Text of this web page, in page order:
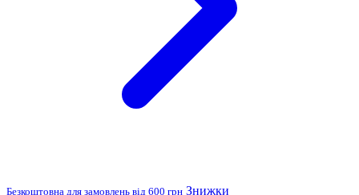
Безкоштовна для замовлень від 600 грн Знижки